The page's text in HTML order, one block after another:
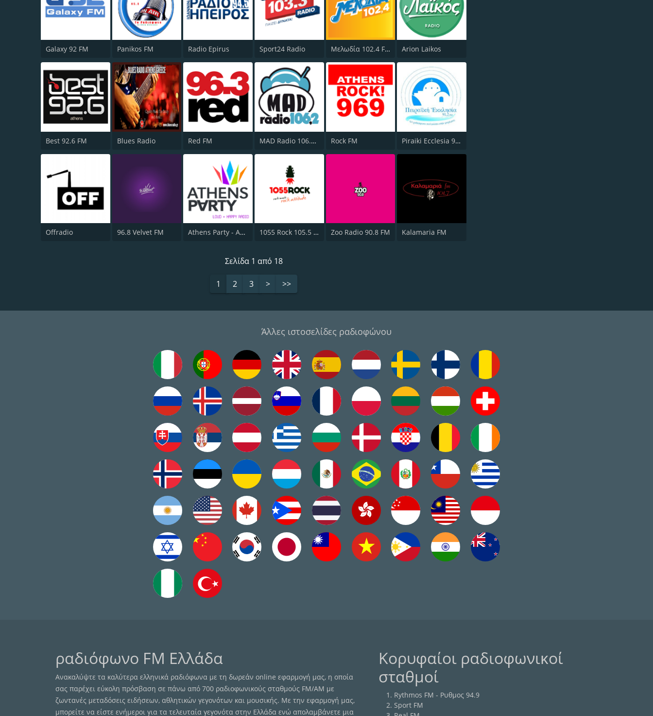
Galaxy 92 FM Panikos FM Radio Epirus Sport24 Radio Μελωδία 102.4 FM Arion Laikos
Best 92.6 FM Blues Radio Red FM MAD Radio 106.2 FM Rock FM Piraiki Ecclesia 91.2 FM
Offradio 96.8 Velvet FM Athens Party - Αθήναι 1055 Rock 105.5 FM Zoo Radio 90.8 FM Kalamaria FM
Σελίδα 1 από 18
1 2 3 > >>
Άλλες ιστοσελίδες ραδιοφώνου
ραδιόφωνο FM Ελλάδα
Ανακαλύψτε τα καλύτερα ελληνικά ραδιόφωνα με τη δωρεάν online εφαρμογή μας, η οποία
σας παρέχει εύκολη πρόσβαση σε πάνω από 700 ραδιοφωνικούς σταθμούς FM/AM με
ζωντανές μεταδόσεις ειδήσεων, αθλητικών γεγονότων και μουσικής. Με την εφαρμογή μας,
μπορείτε να είστε ενήμεροι για τα τελευταία γεγονότα στην Ελλάδα ενώ απολαμβάνετε μια
Κορυφαίοι ραδιοφωνικοί
σταθμοί
Rythmos FM - Ρυθμος 94.9
Sport FM